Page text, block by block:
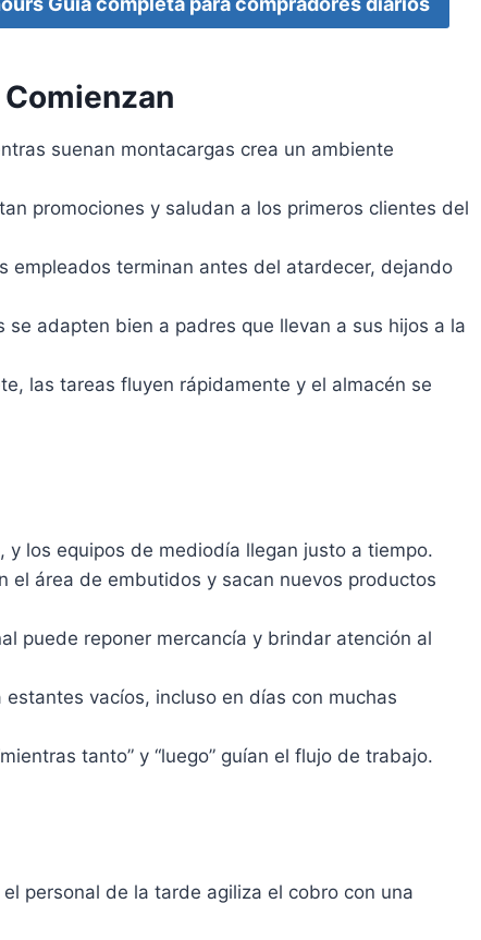
suenan montacargas crea un ambiente
promociones y saludan a los primeros clientes del
empleados terminan antes del atardecer, dejando
adapten bien a padres que llevan a sus hijos a la
las tareas fluyen rápidamente y el almacén se
y los equipos de mediodía llegan justo a tiempo.
el área de embutidos y sacan nuevos productos
puede reponer mercancía y brindar atención al
vacíos, incluso en días con muchas
tanto” y “luego” guían el flujo de trabajo.
personal de la tarde agiliza el cobro con una